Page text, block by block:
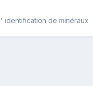
identification de minéraux